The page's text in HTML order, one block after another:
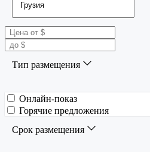
Тип размещения
Онлайн-показ
Горячие предложения
Срок размещения